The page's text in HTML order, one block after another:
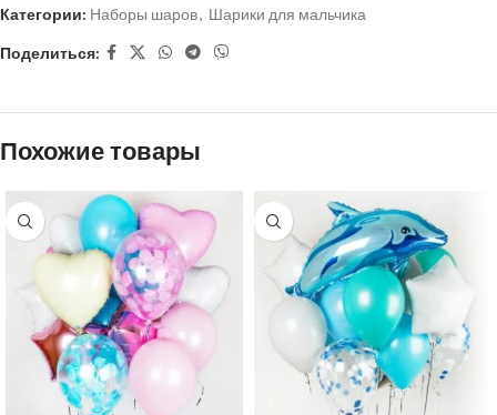
Категории: Наборы шаров, Шарики для мальчика
Поделиться:
Похожие товары